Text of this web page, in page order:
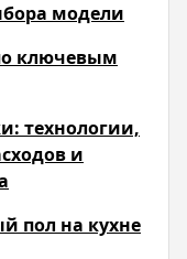
модели
ключевым
технологии,
и
пол на кухне